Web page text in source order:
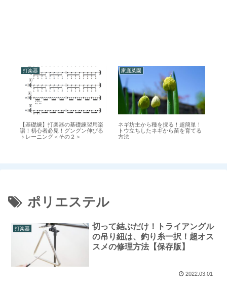
打楽器
【基礎練】打楽器の基礎練習用楽
譜！初心者必見！グングン伸びる
トレーニング＜その２＞
家庭菜園
ネギ坊主から種を採る！超簡単！
トウ立ちしたネギから苗を育てる
方法
ポリエステル
打楽器
切って結ぶだけ！トライアングル
の吊り紐は、釣り糸一択！超オス
スメの修理方法【保存版】
2022.03.01